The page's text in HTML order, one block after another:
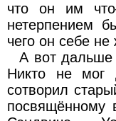
что он им
нетерпением
чего он себе не
А вот дальше
Никто не мог
сотворил
посвящённому